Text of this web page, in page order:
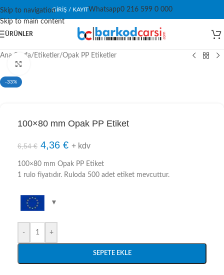
Skip to navigation
Skip to main content
GIRIŞ / KAYITWhatsapp0 216 599 0 000
ÜRÜNLER
Ana Sayfa/ Etiketler/Opak PP Etiketler
-33%
100×80 mm Opak PP Etiket
6,54€ 4,36 € + kdv
100×80 mm Opak PP Etiket
1 rulo fiyatıdır. Ruloda 500 adet etiket mevcuttur.
- +
SEPETE EKLE